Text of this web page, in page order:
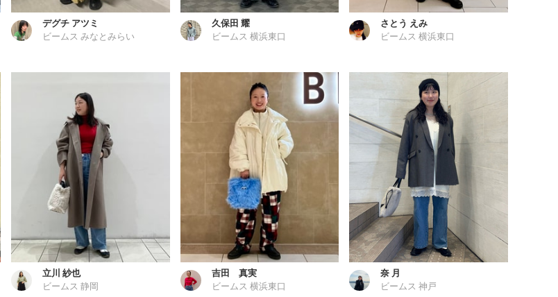
デグチ アツミ
ビームス みなとみらい
久保田 耀
ビームス 横浜東口
さとう えみ
ビームス 横浜東口
立川 紗也
ビームス 静岡
吉田 真実
ビームス 横浜東口
奈 月
ビームス 神戸